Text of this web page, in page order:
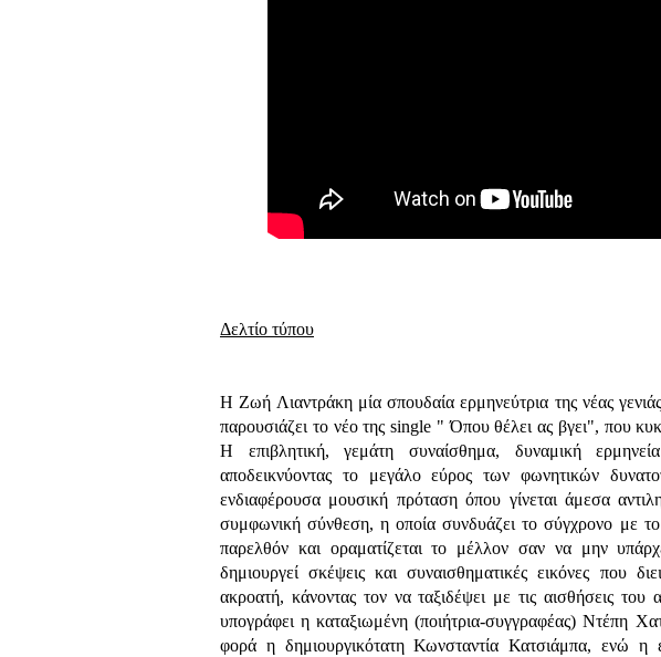
Δελτίο τύπου
H Ζωή Λιαντράκη μία σπουδαία ερμηνεύτρια της νέας
παρουσιάζει το νέο της single " Όπου θέλει ας βγει", που
H επιβλητική, γεμάτη συναίσθημα, δυναμική
αποδεικνύοντας το μεγάλο εύρος των φωνητικών
ενδιαφέρουσα μουσική πρόταση όπου γίνεται άμεσα
συμφωνική σύνθεση, η οποία συνδυάζει το σύγχρονο με
παρελθόν και οραματίζεται το μέλλον σαν να μην
δημιουργεί σκέψεις και συναισθηματικές εικόνες που
ακροατή, κάνοντας τον να ταξιδέψει με τις αισθήσεις
υπογράφει η καταξιωμένη (ποιήτρια-συγγραφέας) Ντέπη
φορά η δημιουργικότατη Κωνσταντία Κατσιάμπα, ενώ η